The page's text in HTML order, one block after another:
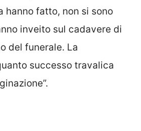
hanno fatto, non si sono
inveito sul cadavere di
del funerale. La
successo travalica